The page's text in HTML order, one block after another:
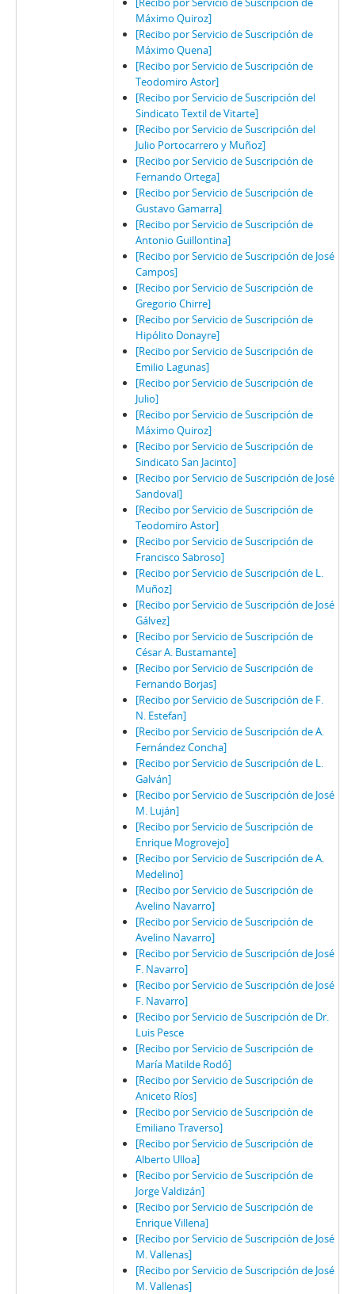
Máximo Quiroz]
[Recibo por Servicio de Suscripción de
Máximo Quena]
[Recibo por Servicio de Suscripción de
Teodomiro Astor]
[Recibo por Servicio de Suscripción del
Sindicato Textil de Vitarte]
[Recibo por Servicio de Suscripción del
Julio Portocarrero y Muñoz]
[Recibo por Servicio de Suscripción de
Fernando Ortega]
[Recibo por Servicio de Suscripción de
Gustavo Gamarra]
[Recibo por Servicio de Suscripción de
Antonio Guillontina]
[Recibo por Servicio de Suscripción de José
Campos]
[Recibo por Servicio de Suscripción de
Gregorio Chirre]
[Recibo por Servicio de Suscripción de
Hipólito Donayre]
[Recibo por Servicio de Suscripción de
Emilio Lagunas]
[Recibo por Servicio de Suscripción de
Julio]
[Recibo por Servicio de Suscripción de
Máximo Quiroz]
[Recibo por Servicio de Suscripción de
Sindicato San Jacinto]
[Recibo por Servicio de Suscripción de José
Sandoval]
[Recibo por Servicio de Suscripción de
Teodomiro Astor]
[Recibo por Servicio de Suscripción de
Francisco Sabroso]
[Recibo por Servicio de Suscripción de L.
Muñoz]
[Recibo por Servicio de Suscripción de José
Gálvez]
[Recibo por Servicio de Suscripción de
César A. Bustamante]
[Recibo por Servicio de Suscripción de
Fernando Borjas]
[Recibo por Servicio de Suscripción de F.
N. Estefan]
[Recibo por Servicio de Suscripción de A.
Fernández Concha]
[Recibo por Servicio de Suscripción de L.
Galván]
[Recibo por Servicio de Suscripción de José
M. Luján]
[Recibo por Servicio de Suscripción de
Enrique Mogrovejo]
[Recibo por Servicio de Suscripción de A.
Medelino]
[Recibo por Servicio de Suscripción de
Avelino Navarro]
[Recibo por Servicio de Suscripción de
Avelino Navarro]
[Recibo por Servicio de Suscripción de José
F. Navarro]
[Recibo por Servicio de Suscripción de José
F. Navarro]
[Recibo por Servicio de Suscripción de Dr.
Luis Pesce
[Recibo por Servicio de Suscripción de
María Matilde Rodó]
[Recibo por Servicio de Suscripción de
Aniceto Ríos]
[Recibo por Servicio de Suscripción de
Emiliano Traverso]
[Recibo por Servicio de Suscripción de
Alberto Ulloa]
[Recibo por Servicio de Suscripción de
Jorge Valdizán]
[Recibo por Servicio de Suscripción de
Enrique Villena]
[Recibo por Servicio de Suscripción de José
M. Vallenas]
[Recibo por Servicio de Suscripción de José
M. Vallenas]